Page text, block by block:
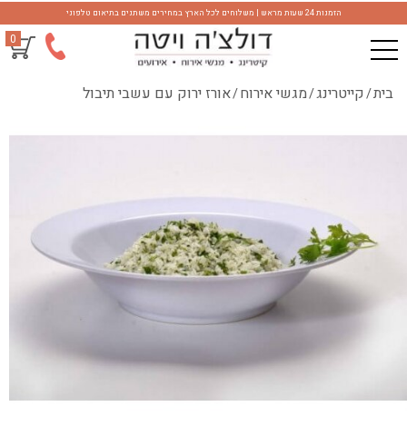
הזמנות 24 שעות מראש | משלוחים לכל הארץ במחירים משתנים בתיאום טלפוני
0
בית/קייטרינג/מגשי אירוח/אורז ירוק עם עשבי תיבול